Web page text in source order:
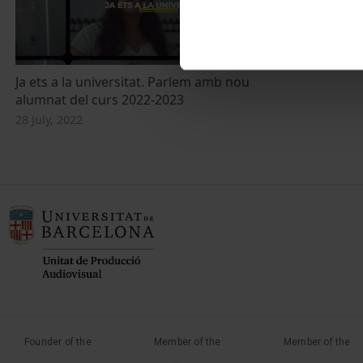
Ja ets a la universitat. Parlem amb nou
alumnat del curs 2022-2023
28 July, 2022
Founder of the Member of the Member of the